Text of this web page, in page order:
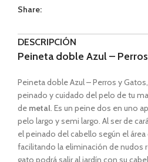
Share:
DESCRIPCIÓN
Peineta doble Azul –
Peineta doble Azul – Perros y
peinado y cuidado del pelo de tu
de metal. Es un peine dos en uno
pelo largo y semi largo. Al ser de
el peinado del cabello según el
facilitando la eliminación de nudos
gato podrá salir al jardín con su